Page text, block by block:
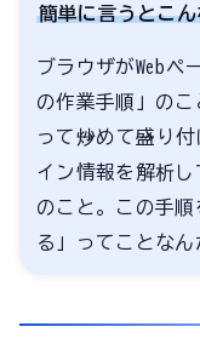
簡単に言うとこ
ブラウザがWebペ
の作業手順」の
って→炒めて→盛り
イン情報を解析し
のこと。この手
る」ってことなん